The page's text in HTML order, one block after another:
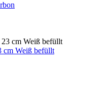
cm Weiß befüllt